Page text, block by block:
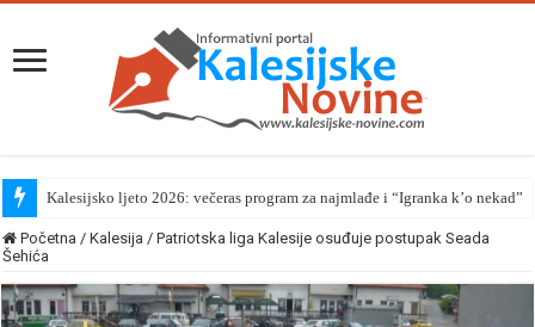
Kalesijsko ljeto 2026: večeras program za najmlađe i “Igranka k’o nekad”
Početna / Kalesija / Patriotska liga Kalesije osuđuje postupak Seada
Šehića